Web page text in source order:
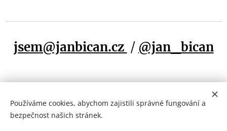
jsem@janbican.cz / @jan_bican
jan bican, 2025 Cookies
Používáme cookies, abychom zajistili správné fungování a
bezpečnost našich stránek.